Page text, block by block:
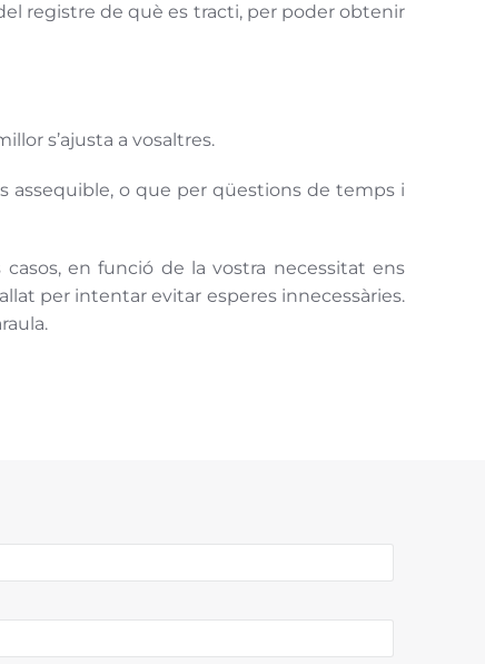
registre de què es tracti, per poder obtenir
s’ajusta a vosaltres.
assequible, o que per qüestions de temps i
en funció de la vostra necessitat ens
per intentar evitar esperes innecessàries.